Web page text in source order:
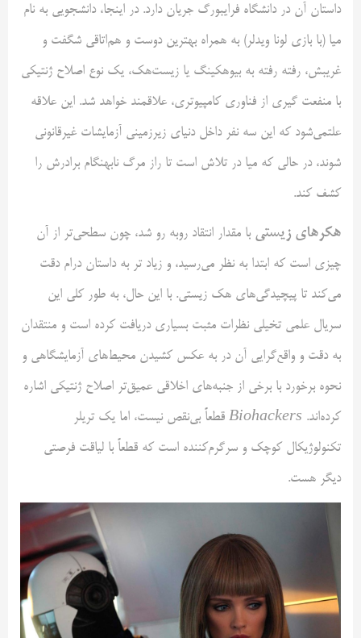
داستان آن در دانشگاه فرایبورگ جریان دارد. در اینجا، دانشجویی به نام
میا (با بازی لونا ویدلر) به همراه بهترین دوست و هم‌اتاقی شگفت و
غریبش، رفته رفته به بیوهکینگ یا زیست‌هک، یک نوع اصلاح ژنتیکی
با منفعت گیری از فناوری کامپیوتری، علاقمند خواهد شد. این علاقه
علتمی‌شود که این سه نفر داخل دنیای زیرزمینی آزمایشات غیرقانونی
شوند، در حالی که میا در تلاش است تا راز مرگ نابهنگام برادرش را
کشف کند.
هکرهای زیستی با مقدار انتقاد روبه رو شد، چون سطحی‌تر از آن
چیزی است که ابتدا به نظر می‌رسید، و زیاد تر به داستان درام دقت
می‌کند تا پیچیدگی‌های هک زیستی. با این حال، به طور کلی این
سریال علمی تخیلی نظرات مثبت بسیاری دریافت کرده است و منتقدان
به دقت و واقع‌گرایی آن در به عکس کشیدن محیط‌های آزمایشگاهی و
نحوه برخورد با برخی از جنبه‌های اخلاقی عمیق‌تر اصلاح ژنتیکی اشاره
کرده‌اند. Biohackers قطعاً بی‌نقص نیست، اما یک تریلر
تکنولوژیکال کوچک و سرگرم‌کننده است که قطعاً با لیاقت فرصتی
دیگر هست.